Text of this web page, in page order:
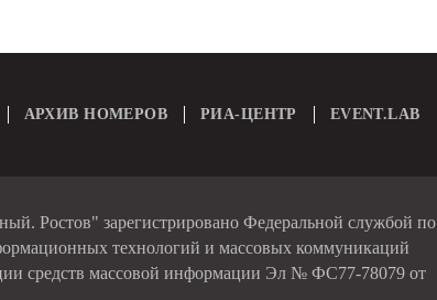
АРХИВ НОМЕРОВ РИА-ЦЕНТР EVENT.LAB
Ростов" зарегистрировано Федеральной службой по
технологий и массовых коммуникаций
средств массовой информации Эл № ФС77-78079 от